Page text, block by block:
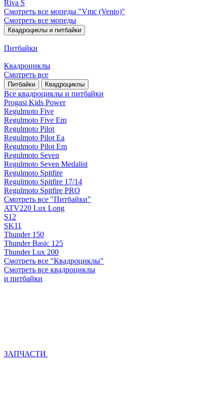
Riva S
Смотреть все мопеды "Vmc (Vento)"
Смотреть все мопеды
Квадроциклы и питбайки
Питбайки
Квадроциклы
Смотреть все
Питбайки Квадроциклы
Все квадроциклы и питбайки
Progasi Kids Power
Regulmoto Five
Regulmoto Five Em
Regulmoto Pilot
Regulmoto Pilot Ea
Regulmoto Pilot Em
Regulmoto Seven
Regulmoto Seven Medalist
Regulmoto Spitfire
Regulmoto Spitfire 17/14
Regulmoto Spitfire PRO
Смотреть все "Питбайки"
ATV220 Lux Long
S12
SK11
Thunder 150
Thunder Basic 125
Thunder Lux 200
Смотреть все "Квадроциклы"
Смотреть все квадроциклы
и питбайки
ЗАПЧАСТИ